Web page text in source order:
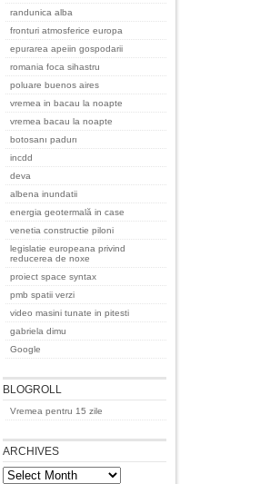
randunica alba
fronturi atmosferice europa
epurarea apeiin gospodarii
romania foca sihastru
poluare buenos aires
vremea in bacau la noapte
vremea bacau la noapte
botosanı padurı
incdd
deva
albena inundatii
energia geotermală in case
venetia constructie piloni
legislatie europeana privind
reducerea de noxe
proiect space syntax
pmb spatii verzi
video masini tunate in pitesti
gabriela dimu
Google
BLOGROLL
Vremea pentru 15 zile
ARCHIVES
Archives